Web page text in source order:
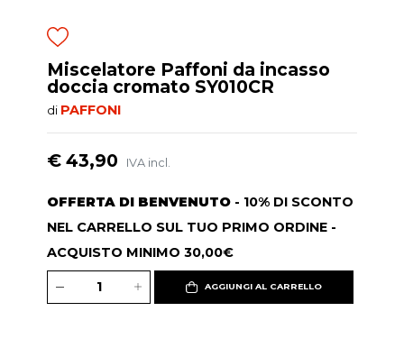
Miscelatore Paffoni da incasso
doccia cromato SY010CR
di PAFFONI
€ 43,90 IVA incl.
OFFERTA DI BENVENUTO - 10% DI SCONTO
NEL CARRELLO SUL TUO PRIMO ORDINE -
ACQUISTO MINIMO 30,00€
AGGIUNGI AL CARRELLO